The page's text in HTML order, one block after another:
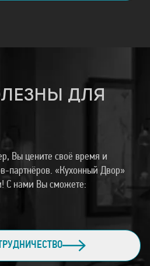
ДЛЯ
Вы цените своё время и
партнёров. «Кухонный Двор»
С нами Вы сможете: